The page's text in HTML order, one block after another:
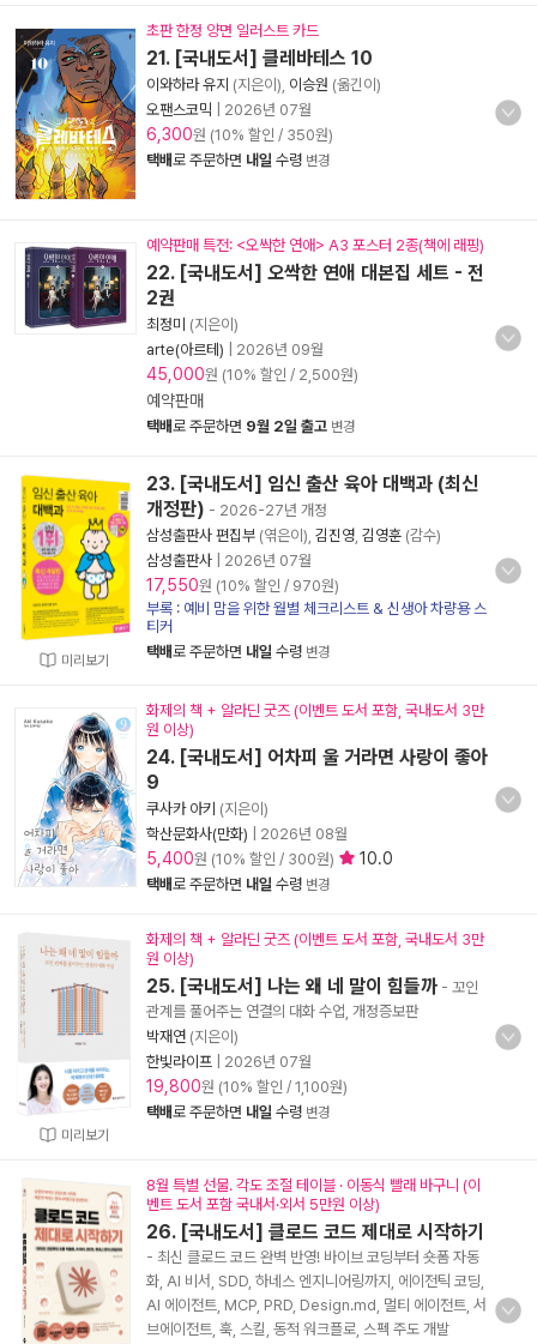
초판 한정 양면 일러스트 카드
21. [국내도서] 클레바테스 10
이와하라 유지 (지은이), 이승원 (옮긴이)
오팬스코믹
2026년 07월
6,300원 (10% 할인 / 350원)
택배로 주문하면 내일 수령 변경
예약판매 특전: <오싹한 연애> A3 포스터 2종(책에 래핑)
22. [국내도서] 오싹한 연애 대본집 세트 - 전
2권
최정미 (지은이)
arte(아르테)
2026년 09월
45,000원 (10% 할인 / 2,500원)
예약판매
택배로 주문하면 9월 2일 출고 변경
미리보기
23. [국내도서] 임신 출산 육아 대백과 (최신
개정판) - 2026-27년 개정
삼성출판사 편집부 (엮은이), 김진영 김영훈 (감수)
삼성출판사
2026년 07월
17,550원 (10% 할인 / 970원)
부록 : 예비 맘을 위한 월별 체크리스트 & 신생아 차량용 스
티커
택배로 주문하면 내일 수령 변경
화제의 책 + 알라딘 굿즈 (이벤트 도서 포함, 국내도서 3만
원 이상)
24. [국내도서] 어차피 울 거라면 사랑이 좋아
9
쿠사카 아키 (지은이)
학산문화사(만화)
2026년 08월
5,400원 (10% 할인 / 300원) 10.0
택배로 주문하면 내일 수령 변경
미리보기
화제의 책 + 알라딘 굿즈 (이벤트 도서 포함, 국내도서 3만
원 이상)
25. [국내도서] 나는 왜 네 말이 힘들까 - 꼬인
관계를 풀어주는 연결의 대화 수업, 개정증보판
박재연 (지은이)
한빛라이프
2026년 07월
19,800원 (10% 할인 / 1,100원)
택배로 주문하면 내일 수령 변경
8월 특별 선물. 각도 조절 테이블 · 이동식 빨래 바구니 (이
벤트 도서 포함 국내서·외서 5만원 이상)
26. [국내도서] 클로드 코드 제대로 시작하기
- 최신 클로드 코드 완벽 반영! 바이브 코딩부터 숏폼 자동
화, AI 비서, SDD, 하네스 엔지니어링까지, 에이전틱 코딩,
AI 에이전트, MCP, PRD, Design.md, 멀티 에이전트, 서
브에이전트, 훅, 스킬, 동적 워크플로, 스펙 주도 개발